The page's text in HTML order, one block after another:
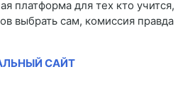
платформа для тех кто учится,
выбрать сам, комиссия правда
САЙТ